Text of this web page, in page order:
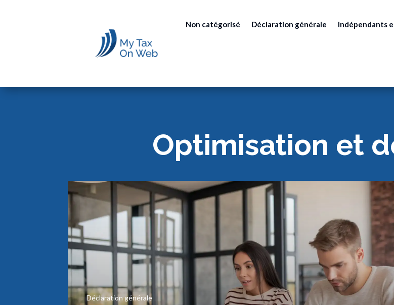
Non catégorisé Déclaration générale Indépendants
Optimisation et
Déclaration générale